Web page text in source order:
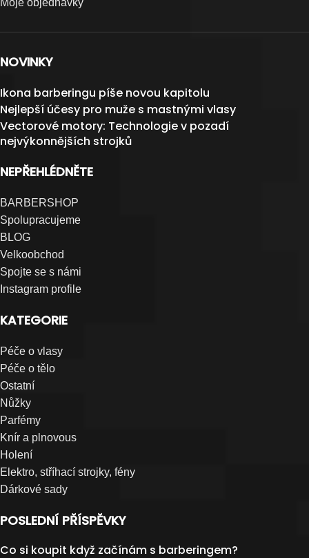
NOVINKY
Ikona barberingu píše novou kapitolu
Nejlepší účesy pro muže s mastnými vlasy
Vectorové motory: Technologie v pozadí
nejvýkonnějších strojků
NEPŘEHLÉDNĚTE
BARBERSHOP
Spolupracujeme
BLOG
Velkoobchod
Spojte se s námi
Instagram profile
KATEGORIE
Péče o vlasy
Péče o tělo
Ostatní
Nůžky
Parfémy
Knír a plnovous
Holení
Elektro, stříhací strojky, fény
Dárkové sady
POSLEDNÍ PŘÍSPĚVKY
Co si koupit když začínám s barberingem?